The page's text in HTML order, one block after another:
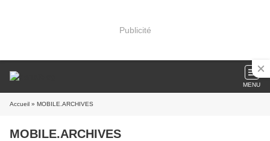
Publicité
MENU
Accueil » MOBILE.ARCHIVES
MOBILE.ARCHIVES